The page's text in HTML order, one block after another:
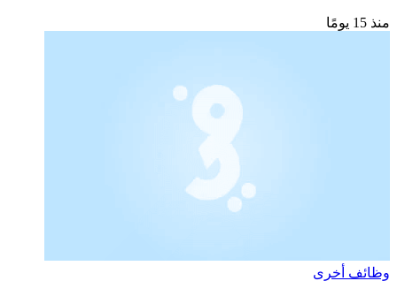
منذ 15 يومًا
وظائف أخرى